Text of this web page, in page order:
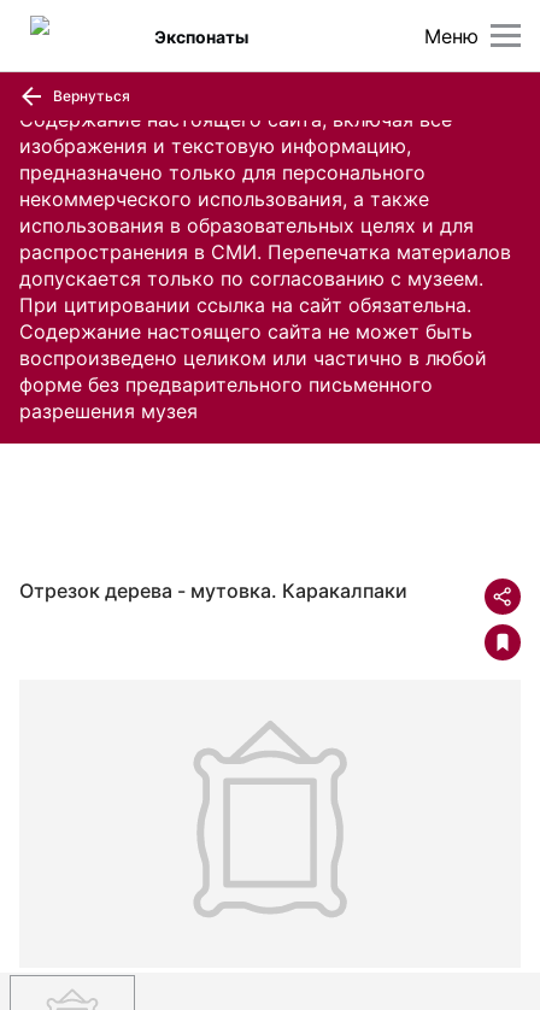
Содержание настоящего сайта, включая все
изображения и текстовую информацию,
предназначено только для персонального
некоммерческого использования, а также
использования в образовательных целях и для
распространения в СМИ. Перепечатка материалов
допускается только по согласованию с музеем.
При цитировании ссылка на сайт обязательна.
Содержание настоящего сайта не может быть
воспроизведено целиком или частично в любой
форме без предварительного письменного
разрешения музея
Меню
Экспонаты
Вернуться
Отрезок дерева - мутовка. Каракалпаки